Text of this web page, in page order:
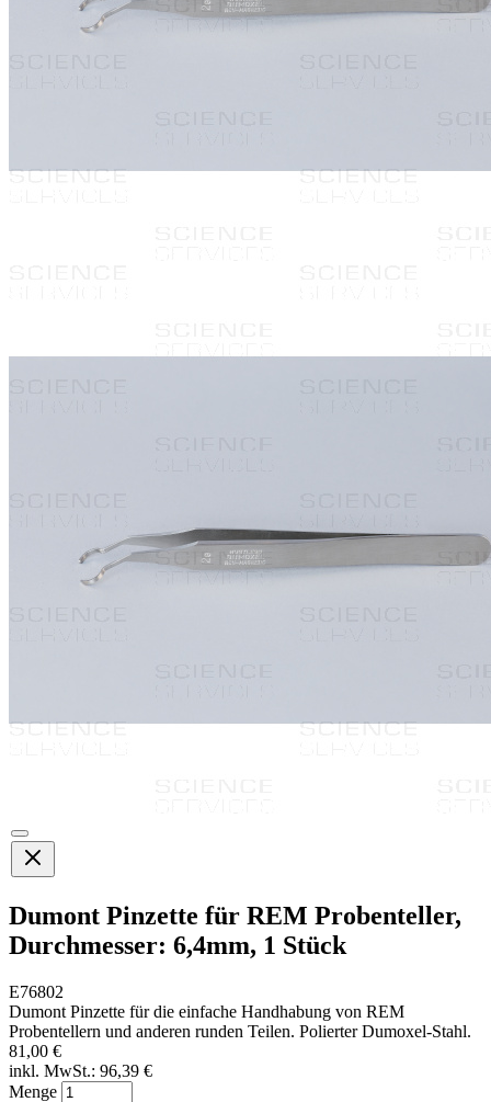
Dumont Pinzette für REM Probenteller,
Durchmesser: 6,4mm, 1 Stück
E76802
Dumont Pinzette für die einfache Handhabung von REM
Probentellern und anderen runden Teilen. Polierter Dumoxel-Stahl.
81,00 €
inkl. MwSt.: 96,39 €
Menge